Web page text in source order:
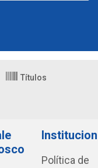
Títulos
Política de